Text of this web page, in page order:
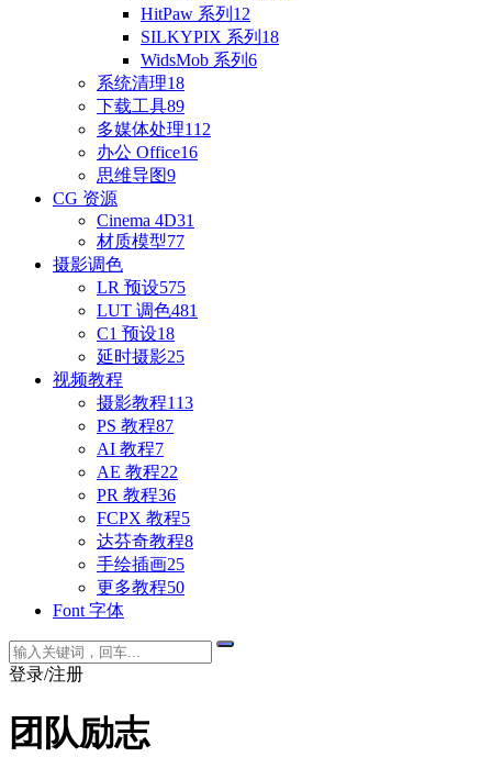
HitPaw 系列 12
SILKYPIX 系列 18
WidsMob 系列 6
系统清理18
下载工具89
多媒体处理112
办公 Office16
思维导图9
CG 资源
Cinema 4D31
材质模型77
摄影调色
LR 预设575
LUT 调色481
C1 预设18
延时摄影25
视频教程
摄影教程113
PS 教程87
AI 教程7
AE 教程22
PR 教程36
FCPX 教程5
达芬奇教程8
手绘插画25
更多教程50
Font 字体
登录/注册
团队励志